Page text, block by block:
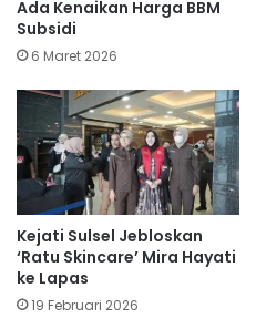
Ada Kenaikan Harga BBM
Subsidi
6 Maret 2026
Kejati Sulsel Jebloskan
‘Ratu Skincare’ Mira Hayati
ke Lapas
19 Februari 2026